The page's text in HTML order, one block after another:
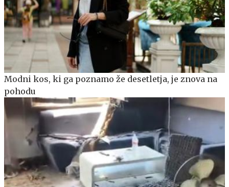
Modni kos, ki ga poznamo že desetletja, je znova na
pohodu